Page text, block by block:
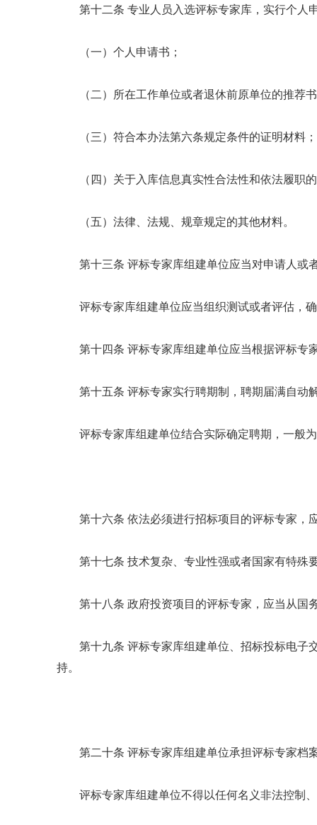
第十二条 专业人员入选评标专家库，实行个人
（一）个人申请书；
（二）所在工作单位或者退休前原单位的推荐
（三）符合本办法第六条规定条件的证明材料；
（四）关于入库信息真实性合法性和依法履职
（五）法律、法规、规章规定的其他材料。
第十三条 评标专家库组建单位应当对申请人或
评标专家库组建单位应当组织测试或者评估，
第十四条 评标专家库组建单位应当根据评标专
第十五条 评标专家实行聘期制，聘期届满自动
评标专家库组建单位结合实际确定聘期，一般
第十六条 依法必须进行招标项目的评标专家，
第十七条 技术复杂、专业性强或者国家有特殊
第十八条 政府投资项目的评标专家，应当从国
第十九条 评标专家库组建单位、招标投标电子
持。
第二十条 评标专家库组建单位承担评标专家档
评标专家库组建单位不得以任何名义非法控制